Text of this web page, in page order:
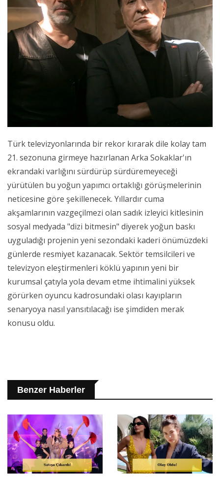
Türk televizyonlarında bir rekor kırarak dile kolay tam
21. sezonuna girmeye hazırlanan Arka Sokaklar'ın
ekrandaki varlığını sürdürüp sürdüremeyeceği
yürütülen bu yoğun yapımcı ortaklığı görüşmelerinin
neticesine göre şekillenecek. Yıllardır cuma
akşamlarının vazgeçilmezi olan sadık izleyici kitlesinin
sosyal medyada "dizi bitmesin" diyerek yoğun baskı
uyguladığı projenin yeni sezondaki kaderi önümüzdeki
günlerde resmiyet kazanacak. Sektör temsilcileri ve
televizyon eleştirmenleri köklü yapının yeni bir
kurumsal çatıyla yola devam etme ihtimalini yüksek
görürken oyuncu kadrosundaki olası kayıpların
senaryoya nasıl yansıtılacağı ise şimdiden merak
konusu oldu.
Benzer Haberler